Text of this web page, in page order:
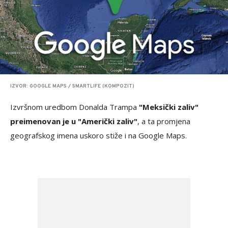
IZVOR: GOOGLE MAPS / SMARTLIFE (KOMPOZIT)
Izvršnom uredbom Donalda Trampa "Meksički zaliv"
preimenovan je u "Američki zaliv", a ta promjena
geografskog imena uskoro stiže i na Google Maps.